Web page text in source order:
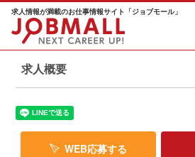
求人情報が満載のお仕事情報サイト「ジョブモール」
求人概要
WEB応募する